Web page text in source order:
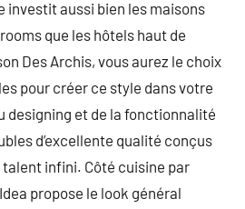
investit aussi bien les maisons
que les hôtels haut de
Des Archis, vous aurez le choix
pour créer ce style dans votre
designing et de la fonctionnalité
d’excellente qualité conçus
infini. Côté cuisine par
propose le look général